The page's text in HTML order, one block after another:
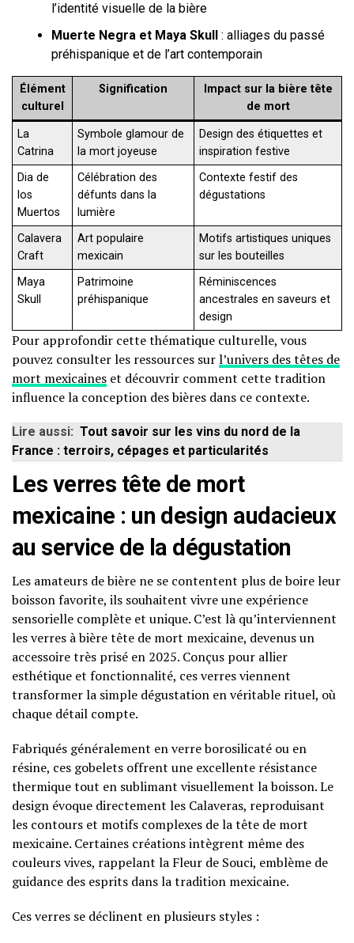
l’identité visuelle de la bière
Muerte Negra et Maya Skull : alliages du passé
préhispanique et de l’art contemporain
Élément
culturel
Signification
Impact sur la bière tête
de mort
La
Catrina
Symbole glamour de
la mort joyeuse
Design des étiquettes et
inspiration festive
Dia de
los
Muertos
Célébration des
défunts dans la
lumière
Contexte festif des
dégustations
Calavera
Craft
Art populaire
mexicain
Motifs artistiques uniques
sur les bouteilles
Maya
Skull
Patrimoine
préhispanique
Réminiscences
ancestrales en saveurs et
design
Pour approfondir cette thématique culturelle, vous
pouvez consulter les ressources surl’univers des têtes de
mort mexicaines et découvrir comment cette tradition
influence la conception des bières dans ce contexte.
Lire aussi: Tout savoir sur les vins du nord de la
France : terroirs, cépages et particularités
Les verres tête de mort
mexicaine : un design audacieux
au service de la dégustation
Les amateurs de bière ne se contentent plus de boire leur
boisson favorite, ils souhaitent vivre une expérience
sensorielle complète et unique. C’est là qu’interviennent
les verres à bière tête de mort mexicaine, devenus un
accessoire très prisé en 2025. Conçus pour allier
esthétique et fonctionnalité, ces verres viennent
transformer la simple dégustation en véritable rituel, où
chaque détail compte.
Fabriqués généralement en verre borosilicaté ou en
résine, ces gobelets offrent une excellente résistance
thermique tout en sublimant visuellement la boisson. Le
design évoque directement les Calaveras, reproduisant
les contours et motifs complexes de la tête de mort
mexicaine. Certaines créations intègrent même des
couleurs vives, rappelant la Fleur de Souci, emblème de
guidance des esprits dans la tradition mexicaine.
Ces verres se déclinent en plusieurs styles :